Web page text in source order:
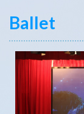
Ballet